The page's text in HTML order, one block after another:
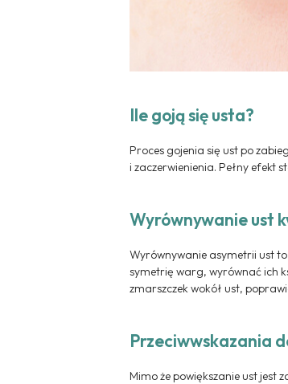
Ile goją się usta?
Proces gojenia się ust po
i zaczerwienienia. Pełny efekt
Wyrównywanie ust
Wyrównywanie asymetrii ust
symetrię warg, wyrównać ich
zmarszczek wokół ust,
Przeciwwskazania
Mimo że powiększanie ust jest